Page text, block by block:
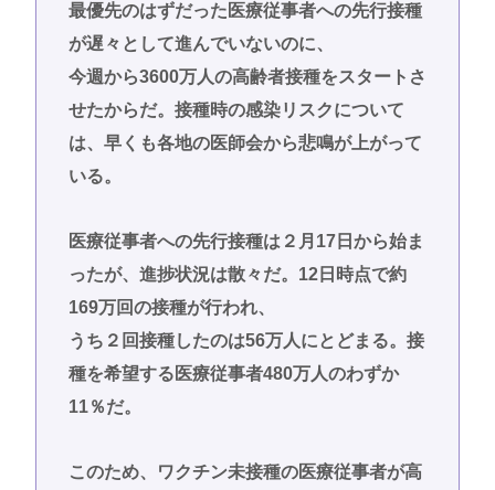
最優先のはずだった医療従事者への先行接種
が遅々として進んでいないのに、
今週から3600万人の高齢者接種をスタートさ
せたからだ。接種時の感染リスクについて
は、早くも各地の医師会から悲鳴が上がって
いる。
医療従事者への先行接種は２月17日から始ま
ったが、進捗状況は散々だ。12日時点で約
169万回の接種が行われ、
うち２回接種したのは56万人にとどまる。接
種を希望する医療従事者480万人のわずか
11％だ。
このため、ワクチン未接種の医療従事者が高